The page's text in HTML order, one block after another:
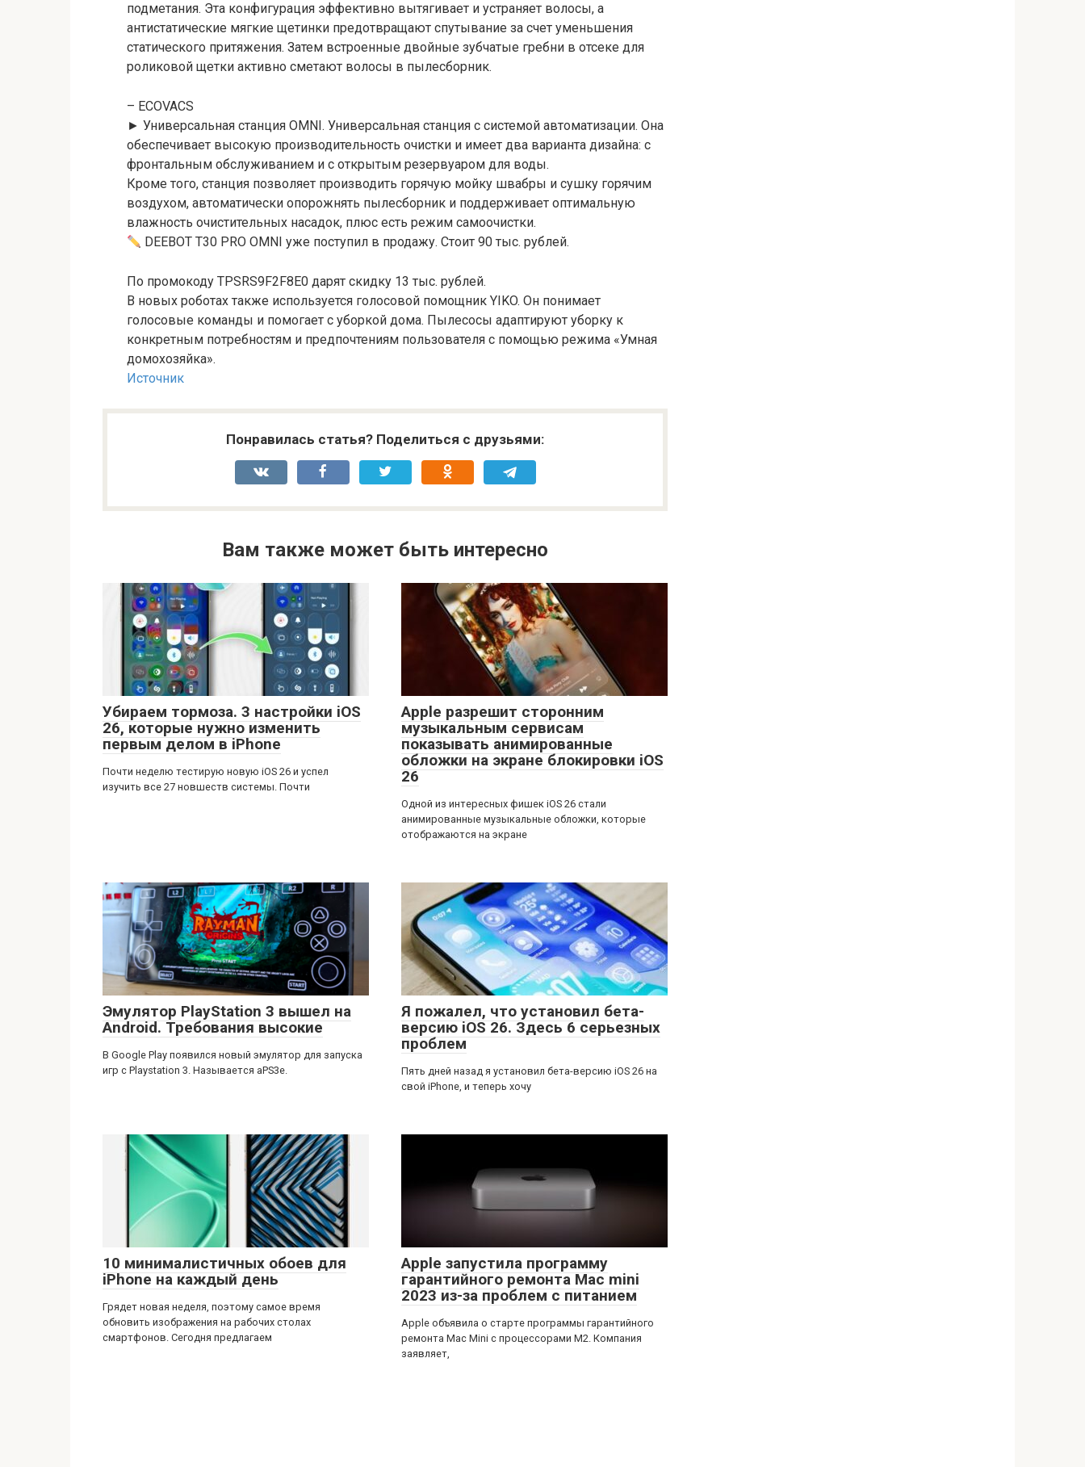
подметания. Эта конфигурация эффективно вытягивает и устраняет волосы, а
антистатические мягкие щетинки предотвращают спутывание за счет уменьшения
статического притяжения. Затем встроенные двойные зубчатые гребни в отсеке для
роликовой щетки активно сметают волосы в пылесборник.
– ECOVACS
► Универсальная станция OMNI. Универсальная станция с системой автоматизации. Она
обеспечивает высокую производительность очистки и имеет два варианта дизайна: с
фронтальным обслуживанием и с открытым резервуаром для воды.
Кроме того, станция позволяет производить горячую мойку швабры и сушку горячим
воздухом, автоматически опорожнять пылесборник и поддерживает оптимальную
влажность очистительных насадок, плюс есть режим самоочистки.
DEEBOT T30 PRO OMNI уже поступил в продажу. Стоит 90 тыс. рублей.
По промокоду TPSRS9F2F8E0 дарят скидку 13 тыс. рублей.
В новых роботах также используется голосовой помощник YIKO. Он понимает
голосовые команды и помогает с уборкой дома. Пылесосы адаптируют уборку к
конкретным потребностям и предпочтениям пользователя с помощью режима «Умная
домохозяйка».
Источник
Понравилась статья? Поделиться с друзьями:
Вам также может быть интересно
Убираем тормоза. 3 настройки iOS
26, которые нужно изменить
первым делом в iPhone
Почти неделю тестирую новую iOS 26 и успел
изучить все 27 новшеств системы. Почти
Apple разрешит сторонним
музыкальным сервисам
показывать анимированные
обложки на экране блокировки iOS
26
Одной из интересных фишек iOS 26 стали
анимированные музыкальные обложки, которые
отображаются на экране
Эмулятор PlayStation 3 вышел на
Android. Требования высокие
В Google Play появился новый эмулятор для запуска
игр с Playstation 3. Называется aPS3e.
Я пожалел, что установил бета-
версию iOS 26. Здесь 6 серьезных
проблем
Пять дней назад я установил бета-версию iOS 26 на
свой iPhone, и теперь хочу
10 минималистичных обоев для
iPhone на каждый день
Грядет новая неделя, поэтому самое время
обновить изображения на рабочих столах
смартфонов. Сегодня предлагаем
Apple запустила программу
гарантийного ремонта Mac mini
2023 из-за проблем с питанием
Apple объявила о старте программы гарантийного
ремонта Mac Mini с процессорами M2. Компания
заявляет,